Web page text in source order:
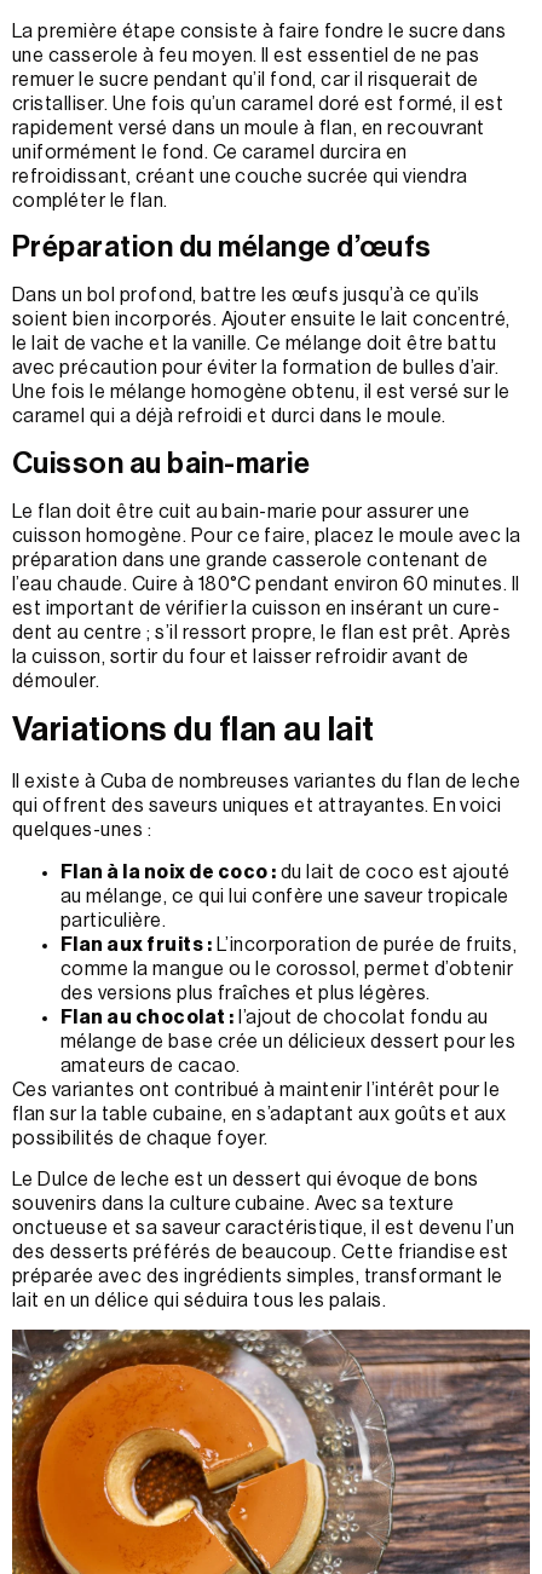
La première étape consiste à faire fondre le sucre dans
une casserole à feu moyen. Il est essentiel de ne pas
remuer le sucre pendant qu’il fond, car il risquerait de
cristalliser. Une fois qu’un caramel doré est formé, il est
rapidement versé dans un moule à flan, en recouvrant
uniformément le fond. Ce caramel durcira en
refroidissant, créant une couche sucrée qui viendra
compléter le flan.
Préparation du mélange d’œufs
Dans un bol profond, battre les œufs jusqu’à ce qu’ils
soient bien incorporés. Ajouter ensuite le lait concentré,
le lait de vache et la vanille. Ce mélange doit être battu
avec précaution pour éviter la formation de bulles d’air.
Une fois le mélange homogène obtenu, il est versé sur le
caramel qui a déjà refroidi et durci dans le moule.
Cuisson au bain-marie
Le flan doit être cuit au bain-marie pour assurer une
cuisson homogène. Pour ce faire, placez le moule avec la
préparation dans une grande casserole contenant de
l’eau chaude. Cuire à 180°C pendant environ 60 minutes. Il
est important de vérifier la cuisson en insérant un cure-
dent au centre ; s’il ressort propre, le flan est prêt. Après
la cuisson, sortir du four et laisser refroidir avant de
démouler.
Variations du flan au lait
Il existe à Cuba de nombreuses variantes du flan de leche
qui offrent des saveurs uniques et attrayantes. En voici
quelques-unes :
Flan à la noix de coco : du lait de coco est ajouté
au mélange, ce qui lui confère une saveur tropicale
particulière.
Flan aux fruits : L’incorporation de purée de fruits,
comme la mangue ou le corossol, permet d’obtenir
des versions plus fraîches et plus légères.
Flan au chocolat : l’ajout de chocolat fondu au
mélange de base crée un délicieux dessert pour les
amateurs de cacao.
Ces variantes ont contribué à maintenir l’intérêt pour le
flan sur la table cubaine, en s’adaptant aux goûts et aux
possibilités de chaque foyer.
Le Dulce de leche est un dessert qui évoque de bons
souvenirs dans la culture cubaine. Avec sa texture
onctueuse et sa saveur caractéristique, il est devenu l’un
des desserts préférés de beaucoup. Cette friandise est
préparée avec des ingrédients simples, transformant le
lait en un délice qui séduira tous les palais.